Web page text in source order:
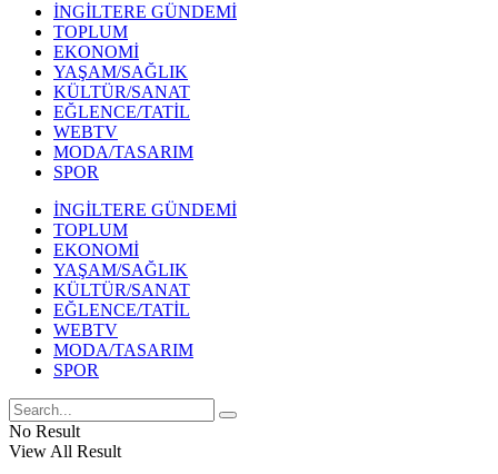
İNGİLTERE GÜNDEMİ
TOPLUM
EKONOMİ
YAŞAM/SAĞLIK
KÜLTÜR/SANAT
EĞLENCE/TATİL
WEBTV
MODA/TASARIM
SPOR
İNGİLTERE GÜNDEMİ
TOPLUM
EKONOMİ
YAŞAM/SAĞLIK
KÜLTÜR/SANAT
EĞLENCE/TATİL
WEBTV
MODA/TASARIM
SPOR
No Result
View All Result